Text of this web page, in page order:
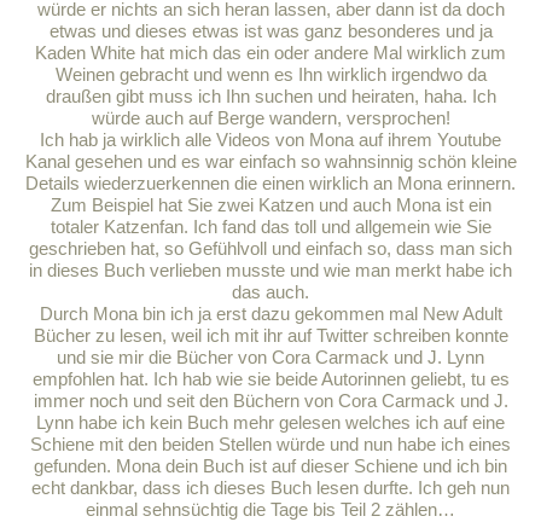
würde er nichts an sich heran lassen, aber dann ist da doch
etwas und dieses etwas ist was ganz besonderes und ja
Kaden White hat mich das ein oder andere Mal wirklich zum
Weinen gebracht und wenn es Ihn wirklich irgendwo da
draußen gibt muss ich Ihn suchen und heiraten, haha. Ich
würde auch auf Berge wandern, versprochen!
Ich hab ja wirklich alle Videos von Mona auf ihrem Youtube
Kanal gesehen und es war einfach so wahnsinnig schön kleine
Details wiederzuerkennen die einen wirklich an Mona erinnern.
Zum Beispiel hat Sie zwei Katzen und auch Mona ist ein
totaler Katzenfan. Ich fand das toll und allgemein wie Sie
geschrieben hat, so Gefühlvoll und einfach so, dass man sich
in dieses Buch verlieben musste und wie man merkt habe ich
das auch.
Durch Mona bin ich ja erst dazu gekommen mal New Adult
Bücher zu lesen, weil ich mit ihr auf Twitter schreiben konnte
und sie mir die Bücher von Cora Carmack und J. Lynn
empfohlen hat. Ich hab wie sie beide Autorinnen geliebt, tu es
immer noch und seit den Büchern von Cora Carmack und J.
Lynn habe ich kein Buch mehr gelesen welches ich auf eine
Schiene mit den beiden Stellen würde und nun habe ich eines
gefunden. Mona dein Buch ist auf dieser Schiene und ich bin
echt dankbar, dass ich dieses Buch lesen durfte. Ich geh nun
einmal sehnsüchtig die Tage bis Teil 2 zählen…